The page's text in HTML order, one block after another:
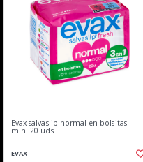
Evax salvaslip normal en bolsitas
mini 20 uds
EVAX